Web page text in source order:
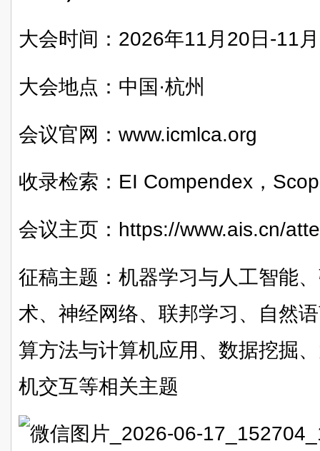
大会时间：2026年11月20日-11
大会地点：中国·杭州
会议官网：www.icmlca.org
收录检索：EI Compendex，
会议主页：https://www.ais.cn/
征稿主题：机器学习与人工智能
术、神经网络、 联邦学习 、自然
算方法与计算机应用、数据挖掘
机交互等相关主题